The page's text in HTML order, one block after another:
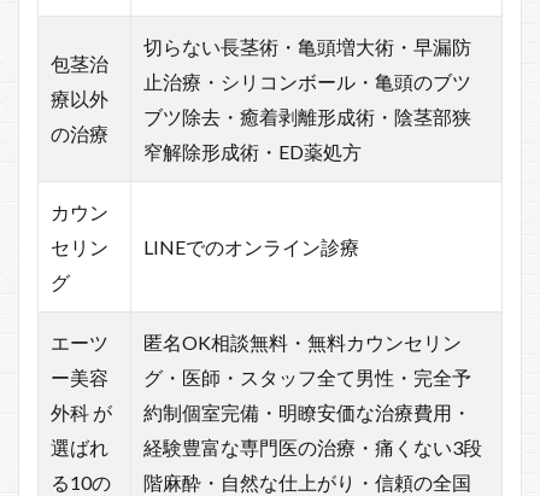
包茎治
療以外
の治療
切らない長茎術・亀頭増大術・早漏防
止治療・シリコンボール・亀頭のブツ
ブツ除去・癒着剥離形成術・陰茎部狭
窄解除形成術・ED薬処方
カウン
セリン
グ
LINEでのオンライン診療
エーツ
ー美容
外科 が
選ばれ
る10の
匿名OK相談無料・無料カウンセリン
グ・医師・スタッフ全て男性・完全予
約制個室完備・明瞭安価な治療費用・
経験豊富な専門医の治療・痛くない3段
階麻酔・自然な仕上がり・信頼の全国